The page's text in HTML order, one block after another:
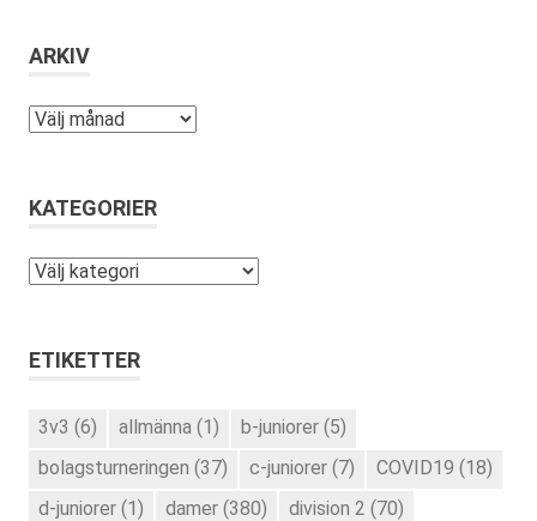
ARKIV
Arkiv
KATEGORIER
Kategorier
ETIKETTER
3v3 (6) allmänna (1) b-juniorer (5)
bolagsturneringen (37) c-juniorer (7) COVID19 (18)
d-juniorer (1) damer (380) division 2 (70)